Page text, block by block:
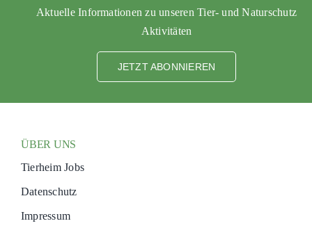
Aktuelle Informationen zu unseren Tier- und Naturschutz
Aktivitäten
JETZT ABONNIEREN
ÜBER UNS
Tierheim Jobs
Datenschutz
Impressum